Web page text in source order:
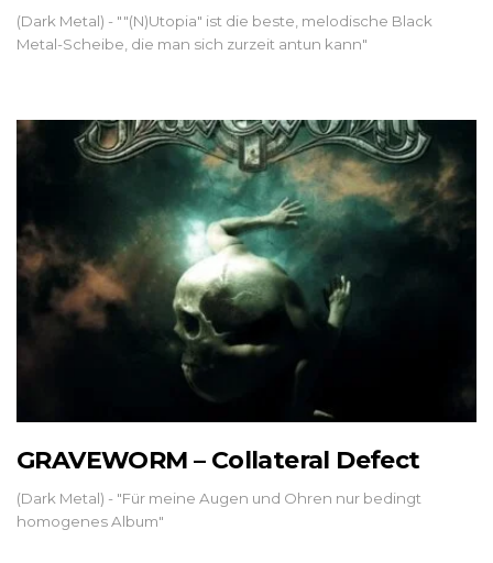
(Dark Metal) - ""(N)Utopia" ist die beste, melodische Black
Metal-Scheibe, die man sich zurzeit antun kann"
GRAVEWORM – Collateral Defect
(Dark Metal) - "Für meine Augen und Ohren nur bedingt
homogenes Album"